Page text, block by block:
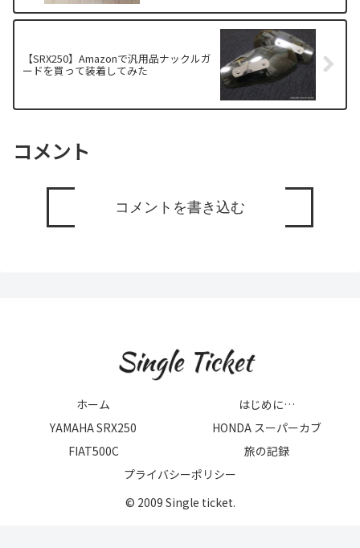
【SRX250】Amazonで汎用品ナックルガ
ードを買って装着してみた
コメント
コメントを書き込む
ホーム
はじめに…
YAMAHA SRX250
HONDA スーパーカブ
FIAT500C
旅の記録
プライバシーポリシー
© 2009 Single ticket.